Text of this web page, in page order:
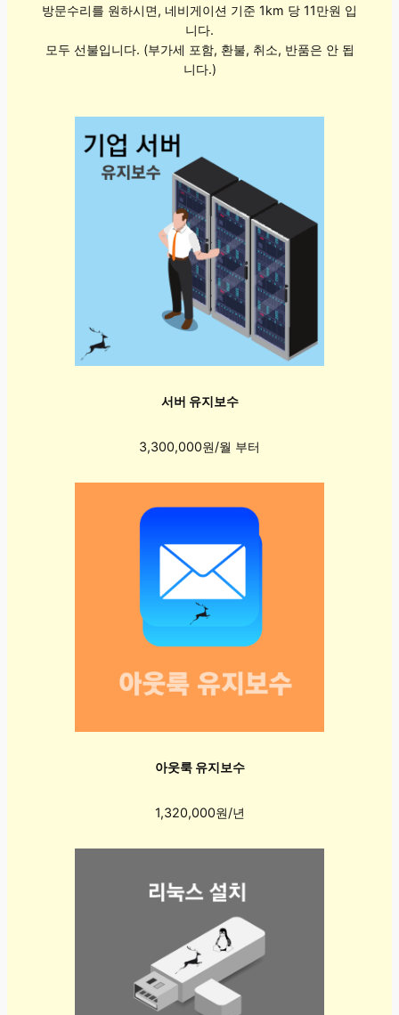
방문수리를 원하시면, 네비게이션 기준 1km 당 11만원 입
니다.
모두 선불입니다. (부가세 포함, 환불, 취소, 반품은 안 됩
니다.)
서버 유지보수
3,300,000원/월 부터
아웃룩 유지보수
1,320,000원/년